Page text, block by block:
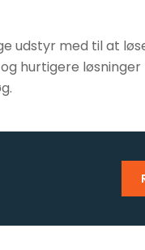
udstyr med til at
hurtigere løsninger